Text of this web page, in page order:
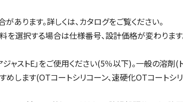
ります。詳しくは、カタログをご覧ください。
選択する場合は仕様番号、設計価格が変わりま
ストE」をご使用ください(5％以下)。一般の溶剤(
ます(OTコートシリコーン、速硬化OTコートシリ